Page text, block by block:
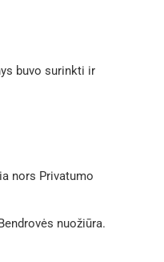
buvo surinkti ir
nors Privatumo
nuožiūra.